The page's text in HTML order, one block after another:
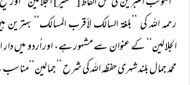
رحمہ اللہ كى ’’بلغۃ السالك لأقرب المسالك‘‘ بہترین
الجلالین‘‘ کے عنوان سے مشہور ہے، اور اُردو میں دار
محمد جمال بلند شہری حفظہ اللہ کی شرح